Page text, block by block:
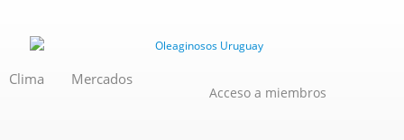
Clima Mercados
Acceso a miembros